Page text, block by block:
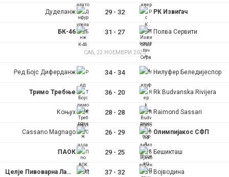
Дуделанж 29- 32 РК Извиѓач
БК-46 31 - 27 Полва Сервити
САБ, 22 НОЕМВРИ 2025
Ред Бојс Диферданж 34- 34 Нилуфер Беледијеспор
Тримо Требње 36- 20 Rk Budvanska Rivijera
Коњух 28- 28 Raimond Sassari
Cassano Magnago 26- 29 Олимпијакос СФП
ПАОК 29- 25 Бешикташ
Целје Пивоварна Лашко 37- 32 Војводина